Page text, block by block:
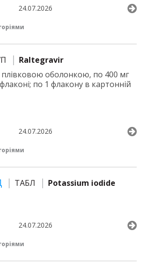
24.07.2026
Raltegravir
плівковою оболонкою, по 400 мг
по 1 флакону в картонній
24.07.2026
ТАБЛ Potassium iodide
24.07.2026